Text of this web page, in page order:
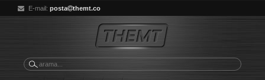
E-mail: posta themt.co